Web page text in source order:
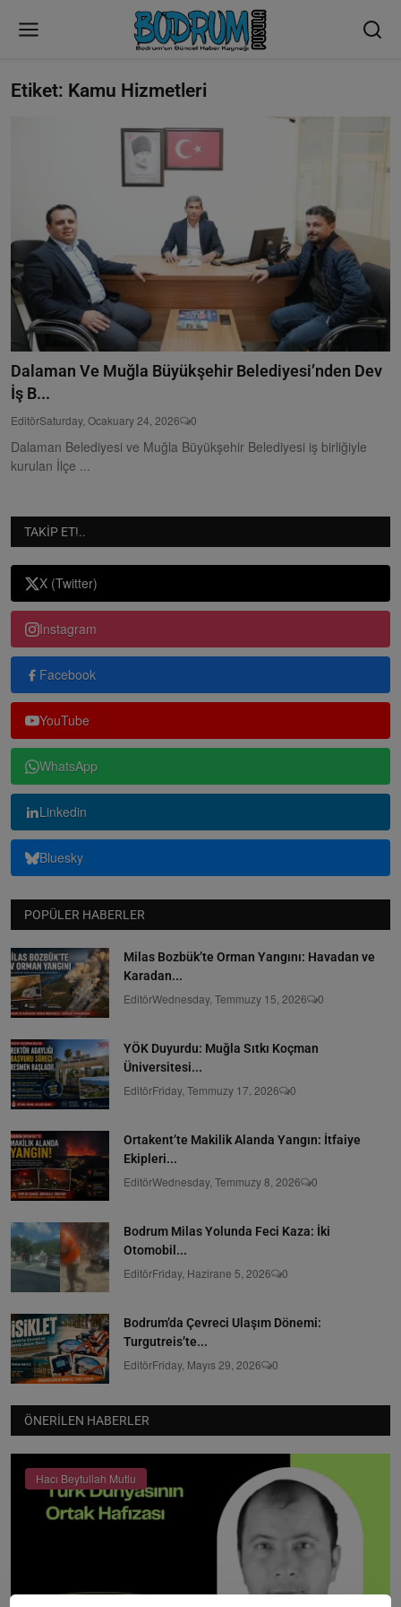
Etiket: Kamu Hizmetleri
Dalaman Ve Muğla Büyükşehir Belediyesi’nden Dev
İş B...
EditörSaturday, Ocakuary 24, 2026 0
Dalaman Belediyesi ve Muğla Büyükşehir Belediyesi iş birliğiyle
kurulan İlçe ...
TAKIP ET!..
X (Twitter)
Instagram
Facebook
YouTube
WhatsApp
Linkedin
Bluesky
POPÜLER HABERLER
Milas Bozbük’te Orman Yangını: Havadan ve
Karadan...
EditörWednesday, Temmuzy 15, 2026 0
YÖK Duyurdu: Muğla Sıtkı Koçman
Üniversitesi...
EditörFriday, Temmuzy 17, 2026 0
Ortakent’te Makilik Alanda Yangın: İtfaiye
Ekipleri...
EditörWednesday, Temmuzy 8, 2026 0
Bodrum Milas Yolunda Feci Kaza: İki
Otomobil...
EditörFriday, Hazirane 5, 2026 0
Bodrum’da Çevreci Ulaşım Dönemi:
Turgutreis’te...
EditörFriday, Mayıs 29, 2026 0
ÖNERILEN HABERLER
Hacı Beytullah Mutlu